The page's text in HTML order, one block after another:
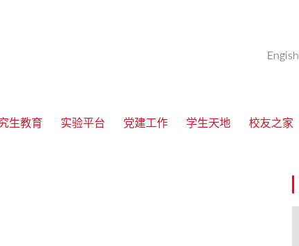
Engish
生教育 实验平台 党建工作 学生天地 校友之家